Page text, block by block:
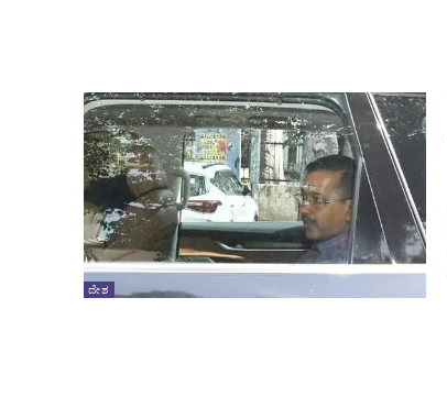
ದೇಶ